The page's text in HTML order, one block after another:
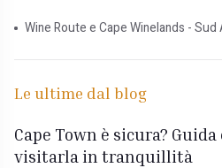
Wine Route e Cape Winelands - Sud
Le ultime dal blog
Cape Town è sicura?
visitarla in tranquillità